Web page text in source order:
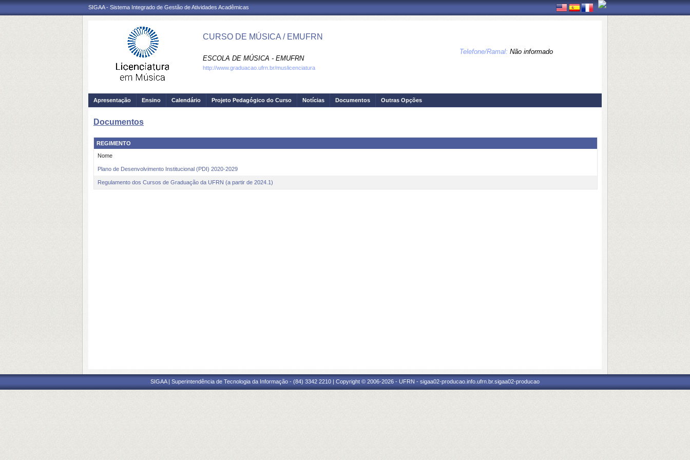
SIGAA - Sistema Integrado de Gestão de Atividades Acadêmicas
CURSO DE MÚSICA / EMUFRN
ESCOLA DE MÚSICA - EMUFRN
Telefone/Ramal: Não informado
http://www.graduacao.ufrn.br/muslicenciatura
Apresentação Ensino Calendário Projeto Pedagógico do Curso Notícias Documentos Outras Opções
Documentos
REGIMENTO
Nome
Plano de Desenvolvimento Institucional (PDI) 2020-2029
Regulamento dos Cursos de Graduação da UFRN (a partir de 2024.1)
SIGAA | Superintendência de Tecnologia da Informação - (84) 3342 2210 | Copyright © 2006-2026 - UFRN - sigaa02-producao.info.ufrn.br.sigaa02-producao